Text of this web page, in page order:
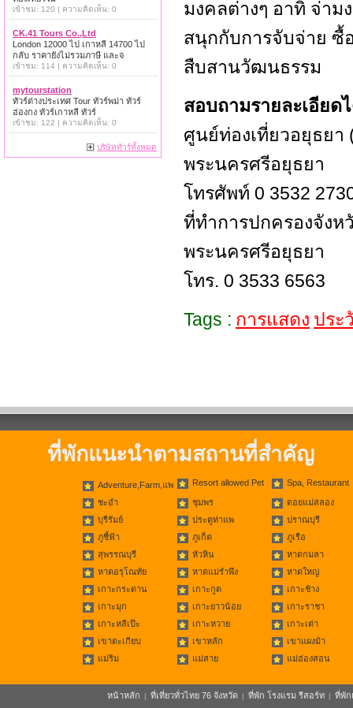
มงคลต่างๆ อาทิ จ่าม
สนุกกับการจับจ่าย ซื้
สืบสานวัฒนธรรม
สอบถามรายละเอียด
ศูนย์ท่องเที่ยวอยุธยา
พระนครศรีอยุธยา
โทรศัพท์ 0 3532
ที่ทำการปกครองจังห
พระนครศรีอยุธยา
โทร. 0 3533 6563
Tags : การแสดง ประ
เข้าชม: 120 | ความคิดเห็น: 0
CK.41 Tours Co.,Ltd
London 12000 ไป เกาหลี 14700 ไป
กลับ ราคายังไม่รวมภาษี และจ
เข้าชม: 114 | ความคิดเห็น: 0
mytourstation
ทัวร์ต่างประเทศ Tour ทัวร์พม่า ทัวร์
ฮ่องกง ทัวร์เกาหลี ทัวร์
เข้าชม: 122 | ความคิดเห็น: 0
บริษัททัวร์ทั้งหมด
ที่พักแนะนำตามสถานที่สำคัญ
Adventure,Farm,แพ Resort allowed Pet Spa, Restaurant
ชะอำ ชุมพร
ดอยแม่สลอง
บุรีรัมย์
ประตูท่าแพ
ปราณบุรี
ภูชี้ฟ้า
ภูเก็ต
ภูเรือ
สุพรรณบุรี
หัวหิน
หาดกมลา
หาดอรุโณทัย
หาดแม่รำพึง
หาดใหญ่
เกาะกระดาน
เกาะกูด
เกาะช้าง
เกาะมุก
เกาะยาวน้อย
เกาะราชา
เกาะหลีเป๊ะ
เกาะหวาย
เกาะเต่า
เขาตะเกียบ
เขาหลัก
เขาแผงม้า
แม่ริม
แม่สาย แม่ฮ่องสอน
หน้าหลัก | ที่เที่ยวทั่วไทย 76 จังหวัด | ที่พัก โรงแรม รีสอร์ท | ที่พัก